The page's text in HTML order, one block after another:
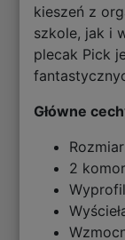
kieszeń z
szkole, jak i
plecak Pick
Główne
2